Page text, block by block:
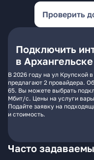
Проверить
Подключить
в Архангельске
В 2026 году на ул Крупской
предлагают 2 провайдера.
65. Вы можете выбрать
Мбит/с. Цены на услуги
Подайте заявку на
и стоимость.
Часто